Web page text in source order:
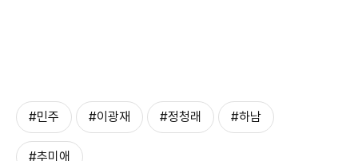
#민주 #이광재 #정청래 #하남
#추미애